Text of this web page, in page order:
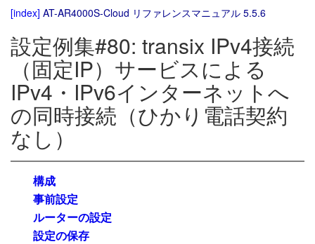
[index] AT-AR4000S-Cloud リファレンスマニュアル 5.5.6
設定例集#80: transix IPv4接続
（固定IP）サービスによる
IPv4・IPv6インターネットへ
の同時接続（ひかり電話契約
なし）
構成
事前設定
ルーターの設定
設定の保存